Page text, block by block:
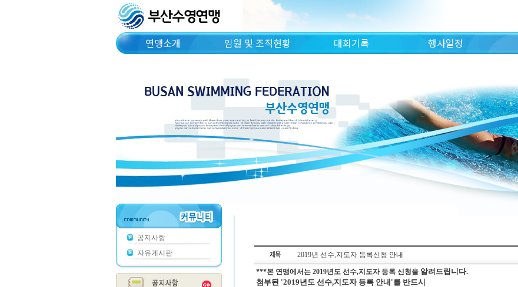
연맹소개 임원 및 조직현황 대회기록 행사일정
공지사항
자유게시판
2019년 선수,지도자 등록신청 안내
***본 연맹에서는 2019년도 선수,지도자 등록 신청을 알려드립니다.
첨부된 '2019년도 선수,지도자 등록 안내'를 반드시